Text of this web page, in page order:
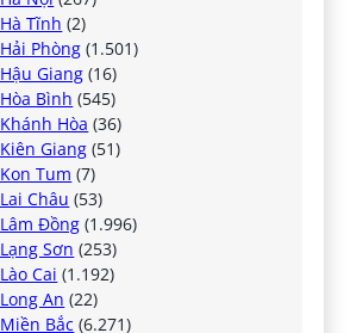
Tĩnh (2)
Phòng (1.501)
Giang (16)
Bình (545)
Hòa (36)
Giang (51)
Tum (7)
Châu (53)
Đồng (1.996)
Sơn (253)
Cai (1.192)
An (22)
Bắc (6.271)